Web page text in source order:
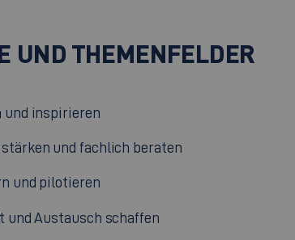
UND THEMENFELDER
und inspirieren
stärken und fachlich beraten
und pilotieren
und Austausch schaffen